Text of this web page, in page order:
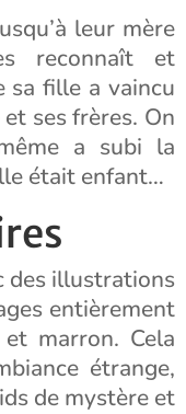
leur mère
reconnaît et
sa fille a vaincu
ses frères. On
a subi la
était enfant…
des illustrations
entièrement
marron. Cela
étrange,
de mystère et